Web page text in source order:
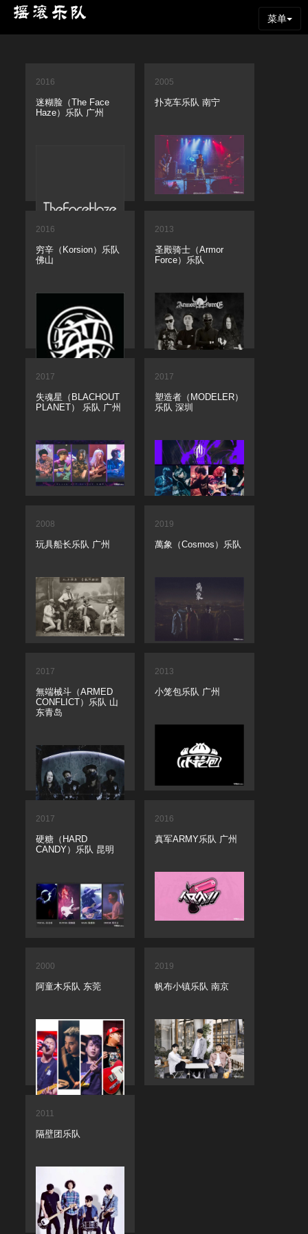
菜单
2016
迷糊脸（The Face
Haze）乐队 广州
2005
扑克车乐队 南宁
2016
穷辛（Korsion）乐队
佛山
2013
圣殿骑士（Armor
Force）乐队
2017
失魂星（BLACHOUT
PLANET） 乐队 广州
2017
塑造者（MODELER）
乐队 深圳
2008
玩具船长乐队 广州
2019
萬象（Cosmos）乐队
2017
無端械斗（ARMED
CONFLICT）乐队 山
东青岛
2013
小笼包乐队 广州
2017
硬糖（HARD
CANDY）乐队 昆明
2016
真军ARMY乐队 广州
2000
阿童木乐队 东莞
2019
帆布小镇乐队 南京
2011
隔壁团乐队